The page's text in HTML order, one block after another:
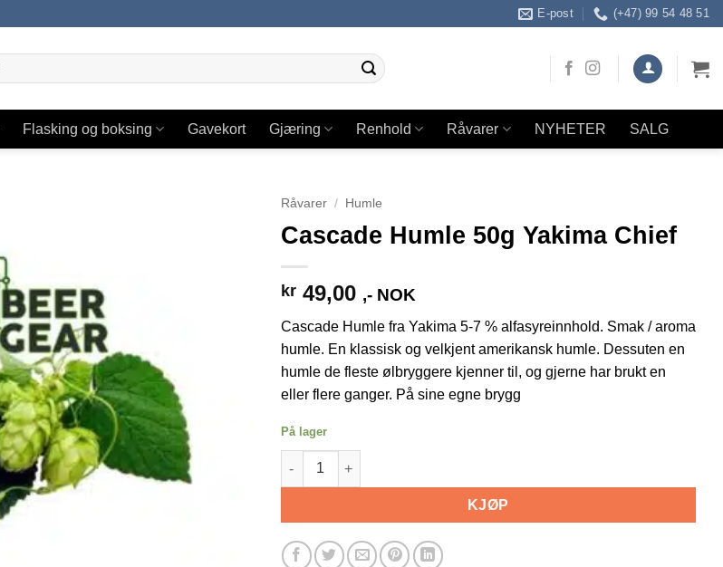
E-post (+47) 99 54 48 51
Flasking og boksing Gavekort Gjæring Renhold Råvarer NYHETER SALG
Råvarer / Humle
Cascade Humle 50g Yakima Chief
kr49,00 ,- NOK
Cascade Humle fra Yakima 5-7 % alfasyreinnhold. Smak / aroma
humle. En klassisk og velkjent amerikansk humle. Dessuten en
humle de fleste ølbryggere kjenner til, og gjerne har brukt en
eller flere ganger. På sine egne brygg
På lager
Cascade Humle 50g Yakima Chief antall
KJØP